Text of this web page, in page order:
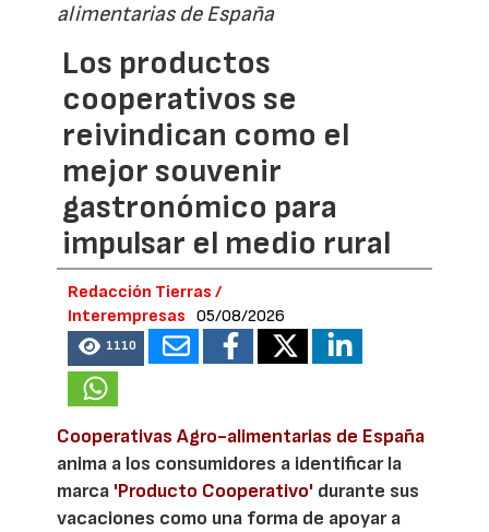
alimentarias de España
Los productos
cooperativos se
reivindican como el
mejor souvenir
gastronómico para
impulsar el medio rural
Redacción Tierras /
Interempresas
05/08/2026
1110
Cooperativas Agro-alimentarias de España
anima a los consumidores a identificar la
marca 'Producto Cooperativo' durante sus
vacaciones como una forma de apoyar a